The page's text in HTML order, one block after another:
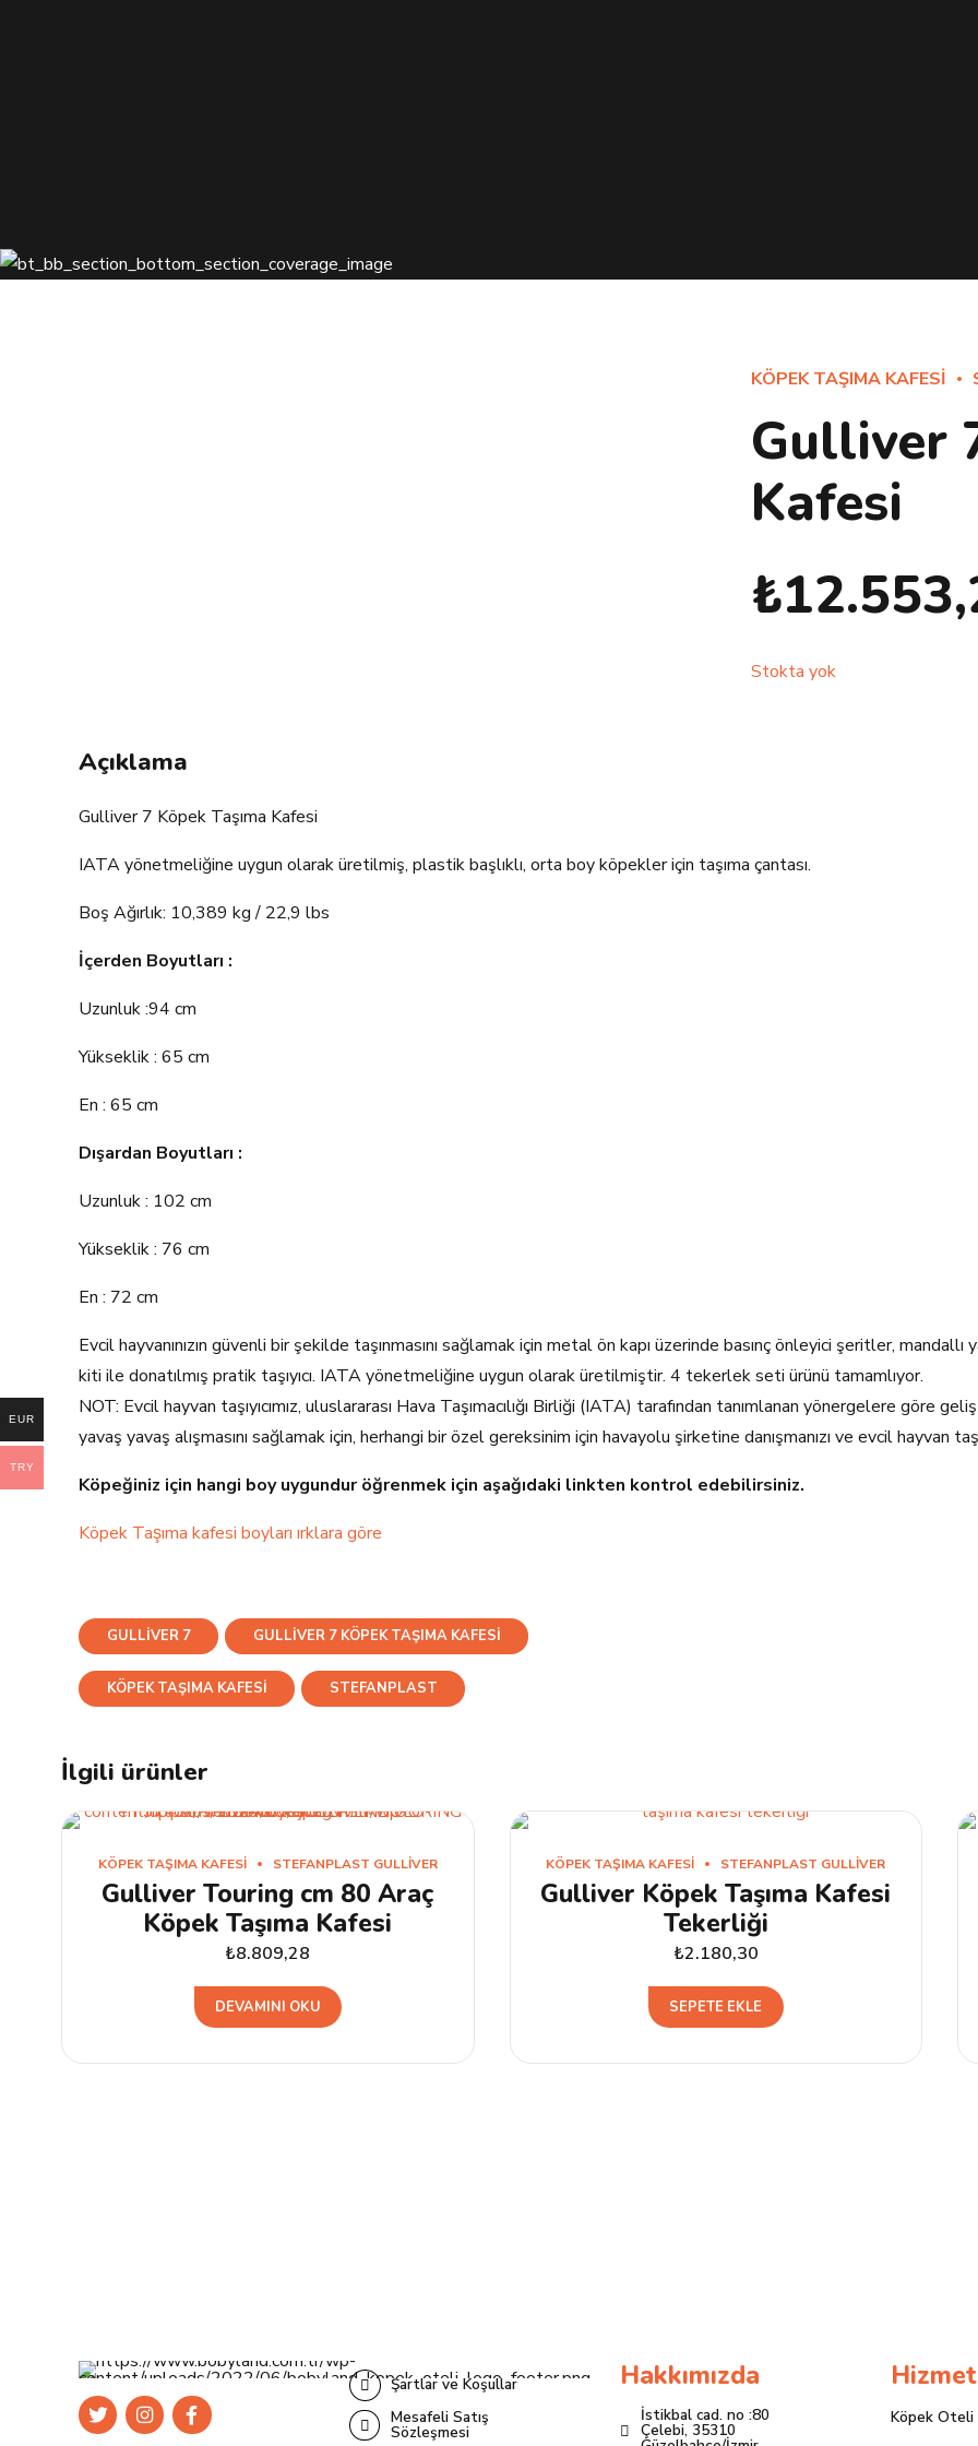
KÖPEK TAŞIMA KAFESI
Gulliver
Kafesi
₺
Stokta yok
Açıklama
Gulliver 7 Köpek Taşıma Kafesi
IATA yönetmeliğine uygun olarak üretilmiş, plastik başlıklı, orta boy köpekler için taşıma çantası.
Boş Ağırlık: 10,389 kg / 22,9 lbs
İçerden Boyutları :
Uzunluk :94 cm
Yükseklik : 65 cm
En : 65 cm
Dışardan Boyutları :
Uzunluk : 102 cm
Yükseklik : 76 cm
En : 72 cm
Evcil hayvanınızın güvenli bir şekilde taşınmasını sağlamak için metal ön kapı üzerinde basınç önleyici şeritler,
kiti ile donatılmış pratik taşıyıcı. IATA yönetmeliğine uygun olarak üretilmiştir. 4 tekerlek seti ürünü tamamlıyor.
NOT: Evcil hayvan taşıyıcımız, uluslararası Hava Taşımacılığı Birliği (IATA) tarafından tanımlanan yönergelere göre
yavaş yavaş alışmasını sağlamak için, herhangi bir özel gereksinim için havayolu şirketine danışmanızı ve evcil hayvan
Köpeğiniz için hangi boy uygundur öğrenmek için aşağıdaki linkten kontrol edebilirsiniz.
Köpek Taşıma kafesi boyları ırklara göre
GULLIVER 7 GULLIVER 7 KÖPEK TAŞIMA KAFESI
KÖPEK TAŞIMA KAFESI STEFANPLAST
İlgili ürünler
KÖPEK TAŞIMA KAFESI STEFANPLAST GULLIVER
Gulliver Touring cm 80 Araç
Köpek Taşıma Kafesi
₺8.809,28
DEVAMINI OKU
KÖPEK TAŞIMA KAFESI STEFANPLAST GULLIVER
Gulliver Köpek Taşıma Kafesi
Tekerliği
₺2.180,30
SEPETE EKLE
Şartlar ve Koşullar
Mesafeli Satış
Sözleşmesi
Hakkımızda
İstikbal cad. no :80
Çelebi, 35310
Köpek Oteli
EUR
TRY